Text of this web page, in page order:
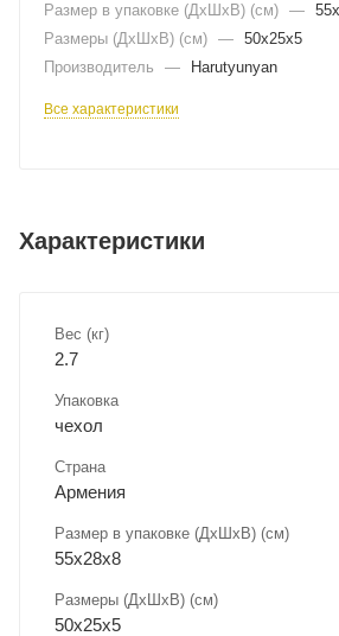
Размер в упаковке (ДхШxВ) (см) —
Размеры (ДxШxВ) (см) — 50х25х5
Производитель
— Harutyunyan
Все характеристики
Характеристики
Вес (кг)
2.7
Упаковка
чехол
Страна
Армения
Размер в упаковке (ДхШxВ) (см)
55х28х8
Размеры (ДxШxВ) (см)
50х25х5